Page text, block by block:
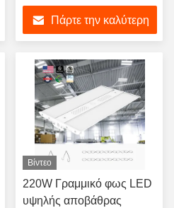
Φωτιστικό Φαγόνι
Αμβλύνεται Βιομηχανική
Αποθήκη
Πάρτε την καλύτερη
Βίντεο
220W Γραμμικό φως LED
υψηλής αποβάθρας